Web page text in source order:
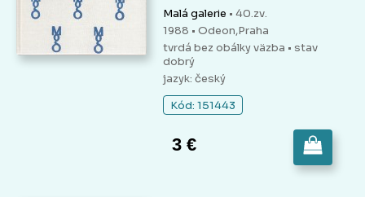
Malá galerie • 40.zv.
1988 • Odeon,Praha
tvrdá bez obálky väzba • stav
dobrý
jazyk: český
Kód: 151443
3 €